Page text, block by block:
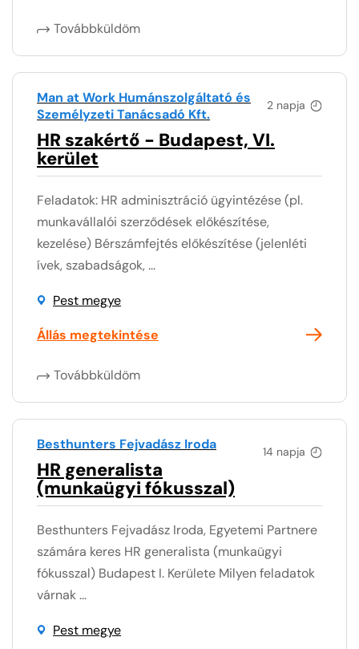
Továbbküldöm
2 napja
Man at Work Humánszolgáltató és
Személyzeti Tanácsadó Kft.
HR szakértő - Budapest, VI.
kerület
Feladatok: HR adminisztráció ügyintézése (pl.
munkavállalói szerződések előkészítése,
kezelése) Bérszámfejtés előkészítése (jelenléti
ívek, szabadságok, ...
Pest megye
Állás megtekintése
Továbbküldöm
14 napja
Besthunters Fejvadász Iroda
HR generalista
(munkaügyi fókusszal)
Besthunters Fejvadász Iroda, Egyetemi Partnere
számára keres HR generalista (munkaügyi
fókusszal) Budapest I. Kerülete Milyen feladatok
várnak ...
Pest megye